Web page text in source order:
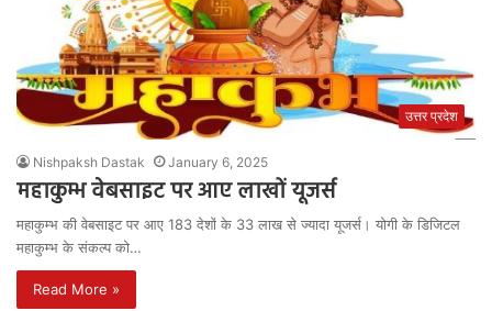
उत्तर प्रदेश
Nishpaksh Dastak January 6, 2025
महाकुम्भ वेबसाइट पर आए लाखों यूजर्स
महाकुम्भ की वेबसाइट पर आए 183 देशों के 33 लाख से ज्यादा यूजर्स। योगी के डिजिटल
महाकुम्भ के संकल्प को…
Read More »